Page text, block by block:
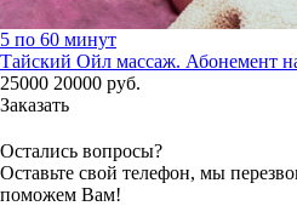
5 по 60 минут
Тайский Ойл массаж. Абонемент
25000 20000 руб.
Заказать
Остались вопросы?
Оставьте свой телефон, мы
поможем Вам!